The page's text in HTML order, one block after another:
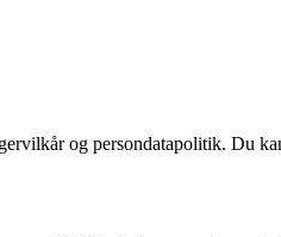
og persondatapolitik. Du